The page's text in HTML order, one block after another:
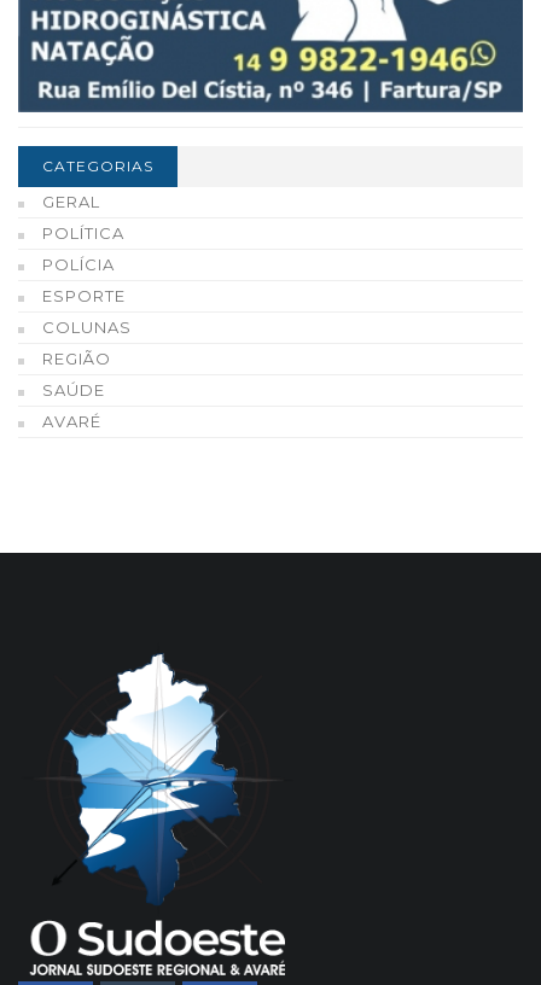
CATEGORIAS
GERAL
POLÍTICA
POLÍCIA
ESPORTE
COLUNAS
REGIÃO
SAÚDE
AVARÉ